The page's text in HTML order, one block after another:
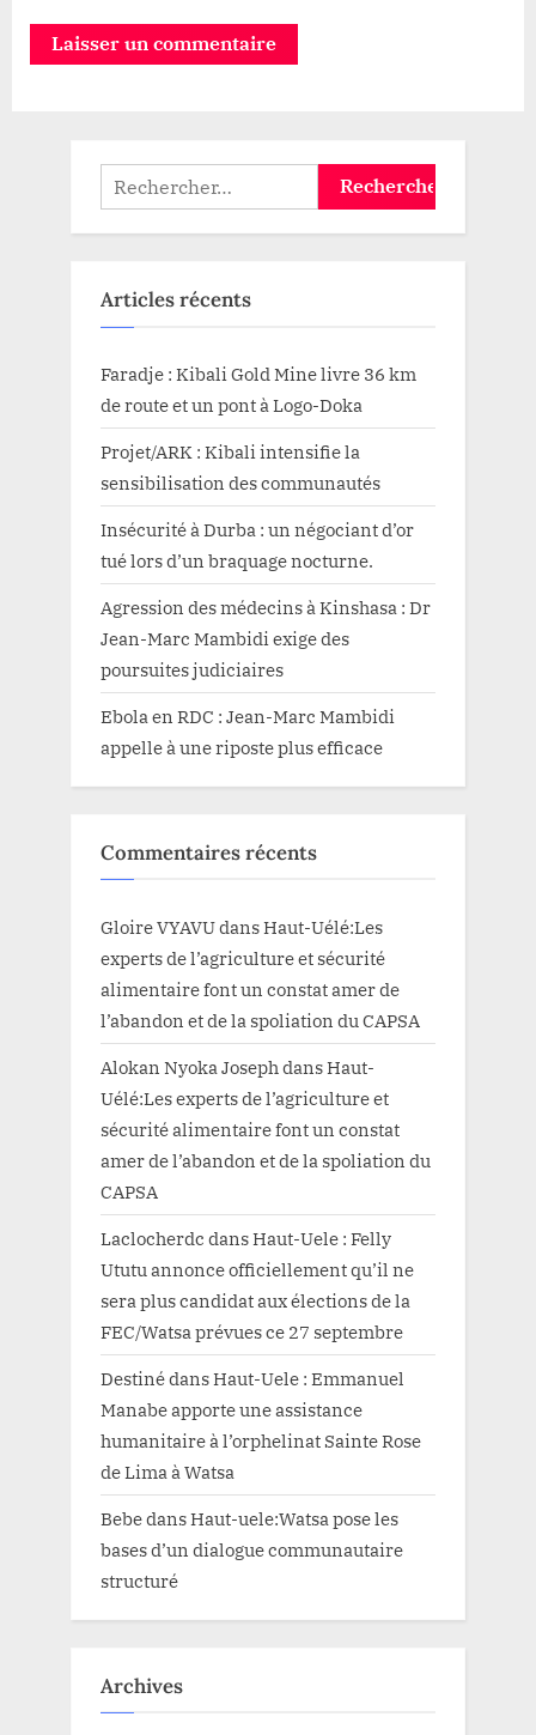
Rechercher :
Articles récents
Faradje : Kibali Gold Mine livre 36 km
de route et un pont à Logo-Doka
Projet/ARK : Kibali intensifie la
sensibilisation des communautés
Insécurité à Durba : un négociant d’or
tué lors d’un braquage nocturne.
Agression des médecins à Kinshasa : Dr
Jean-Marc Mambidi exige des
poursuites judiciaires
Ebola en RDC : Jean-Marc Mambidi
appelle à une riposte plus efficace
Commentaires récents
Gloire VYAVUdansHaut-Uélé:Les
experts de l’agriculture et sécurité
alimentaire font un constat amer de
l’abandon et de la spoliation du CAPSA
Alokan Nyoka Joseph dansHaut-
Uélé:Les experts de l’agriculture et
sécurité alimentaire font un constat
amer de l’abandon et de la spoliation du
CAPSA
Laclocherdc dansHaut-Uele : Felly
Ututu annonce officiellement qu’il ne
sera plus candidat aux élections de la
FEC/Watsa prévues ce 27 septembre
DestinédansHaut-Uele : Emmanuel
Manabe apporte une assistance
humanitaire à l’orphelinat Sainte Rose
de Lima à Watsa
BebedansHaut-uele:Watsa pose les
bases d’un dialogue communautaire
structuré
Archives